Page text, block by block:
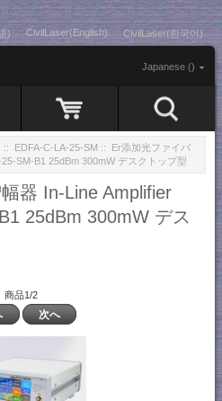
) CivilLaser(English) CivilLaser(한국어)
Japanese ()
:: EDFA-C-LA-25-SM :: Er添加光ファイバ
SM-B1 25dBm 300mW デスクトップ型
器 In-Line Amplifier
25dBm 300mW デス
商品1/2
次へ